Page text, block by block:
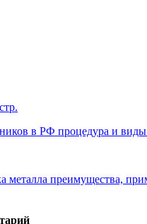
в РФ процедура и виды
металла преимущества,